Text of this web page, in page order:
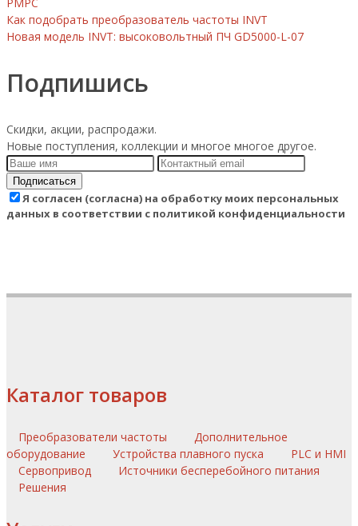
Как подобрать преобразователь частоты INVT
Новая модель INVT: высоковольтный ПЧ GD5000-L-07
Подпишись
Скидки, акции, распродажи.
Новые поступления, коллекции и многое многое другое.
Подписаться
Я согласен (согласна) на обработку моих персональных
данных в соответствии с политикой конфиденциальности
Каталог товаров
Преобразователи частоты
Дополнительное
оборудование
Устройства плавного пуска
PLC и HMI
Сервопривод
Источники бесперебойного питания
Решения